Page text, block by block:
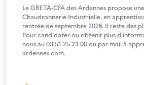
Le GRETA-CFA des Ardennes propose
Chaudronnerie Industrielle, en
rentrée de septembre 2026. Il reste des
Pour candidater ou obtenir plus
nous au 03 51 25 23 00 ou par mail à
ardennes.com.